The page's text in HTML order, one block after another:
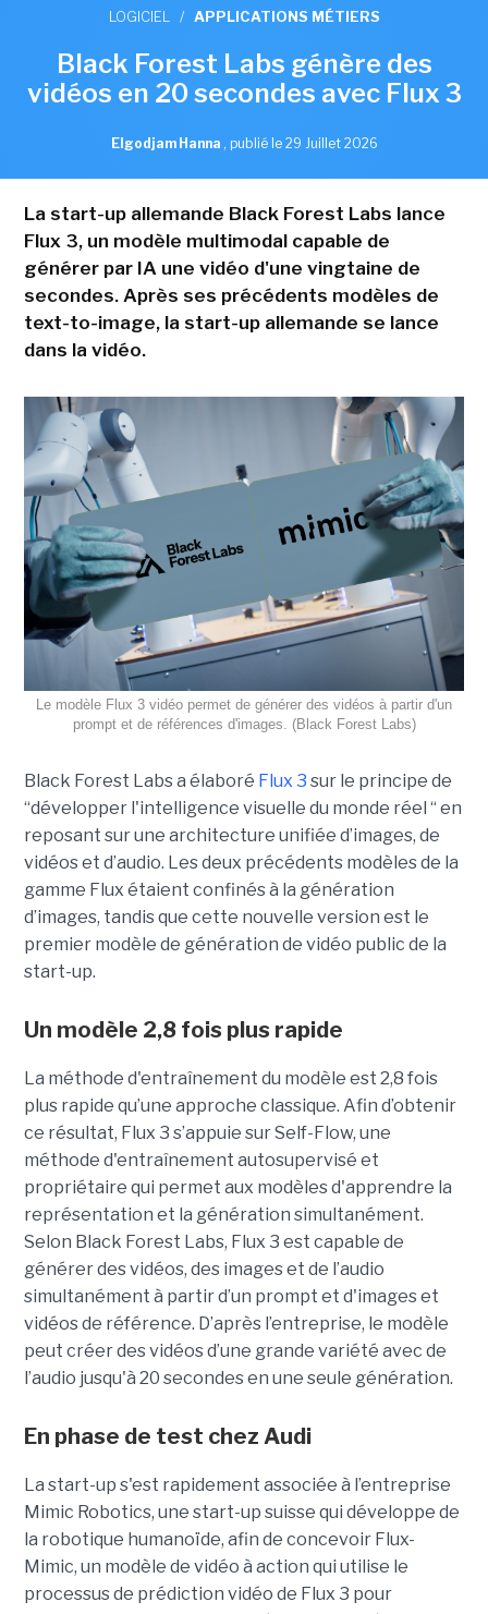
LOGICIEL / APPLICATIONS MÉTIERS
Black Forest Labs génère des
vidéos en 20 secondes avec Flux 3
Elgodjam Hanna , publié le 29 Juillet 2026
La start-up allemande Black Forest Labs lance
Flux 3, un modèle multimodal capable de
générer par IA une vidéo d'une vingtaine de
secondes. Après ses précédents modèles de
text-to-image, la start-up allemande se lance
dans la vidéo.
Le modèle Flux 3 vidéo permet de générer des vidéos à partir d'un
prompt et de références d'images. (Black Forest Labs)
Black Forest Labs a élaboré Flux 3 sur le principe de
“développer l'intelligence visuelle du monde réel “ en
reposant sur une architecture unifiée d’images, de
vidéos et d’audio. Les deux précédents modèles de la
gamme Flux étaient confinés à la génération
d’images, tandis que cette nouvelle version est le
premier modèle de génération de vidéo public de la
start-up.
Un modèle 2,8 fois plus rapide
La méthode d'entraînement du modèle est 2,8 fois
plus rapide qu’une approche classique. Afin d’obtenir
ce résultat, Flux 3 s’appuie sur Self-Flow, une
méthode d'entraînement autosupervisé et
propriétaire qui permet aux modèles d'apprendre la
représentation et la génération simultanément.
Selon Black Forest Labs, Flux 3 est capable de
générer des vidéos, des images et de l’audio
simultanément à partir d’un prompt et d'images et
vidéos de référence. D’après l’entreprise, le modèle
peut créer des vidéos d’une grande variété avec de
l’audio jusqu'à 20 secondes en une seule génération.
En phase de test chez Audi
La start-up s'est rapidement associée à l’entreprise
Mimic Robotics, une start-up suisse qui développe de
la robotique humanoïde, afin de concevoir Flux-
Mimic, un modèle de vidéo à action qui utilise le
processus de prédiction vidéo de Flux 3 pour